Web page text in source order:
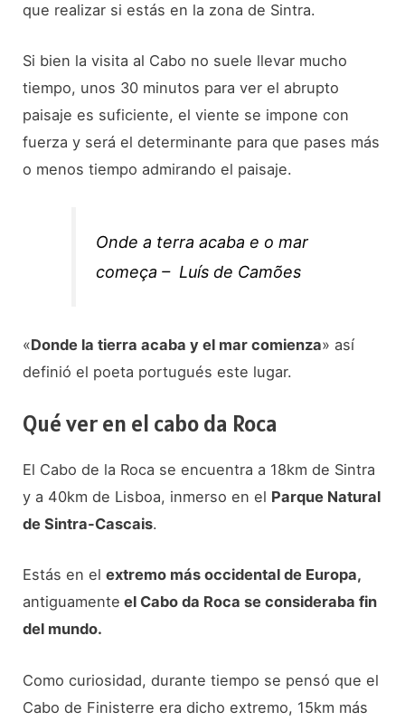
que realizar si estás en la zona de Sintra.
Si bien la visita al Cabo no suele llevar mucho
tiempo, unos 30 minutos para ver el abrupto
paisaje es suficiente, el viente se impone con
fuerza y será el determinante para que pases más
o menos tiempo admirando el paisaje.
Onde a terra acaba e o mar
começa – Luís de Camões
«Donde la tierra acaba y el mar comienza» así
definió el poeta portugués este lugar.
Qué ver en el cabo da Roca
El Cabo de la Roca se encuentra a 18km de Sintra
y a 40km de Lisboa, inmerso en el Parque Natural
de Sintra-Cascais.
Estás en elextremo más occidental de Europa,
antiguamente el Cabo da Roca se consideraba fin
del mundo.
Como curiosidad, durante tiempo se pensó que el
Cabo de Finisterre era dicho extremo, 15km más